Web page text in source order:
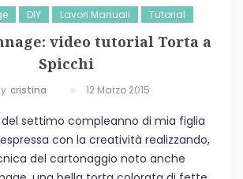
DIY Lavori Manuali Tutorial
video tutorial Torta a
Spicchi
Cristina 12 Marzo 2015
settimo compleanno di mia figlia
con la creatività realizzando,
del cartonaggio noto anche